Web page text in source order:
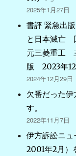
2025年1月27日
書評 緊急出
と日本滅亡
元三菱重工
版 2023年
2024年12月29日
欠番だった伊
す。
2022年11月7日
伊方訴訟ニ
2001年2月）